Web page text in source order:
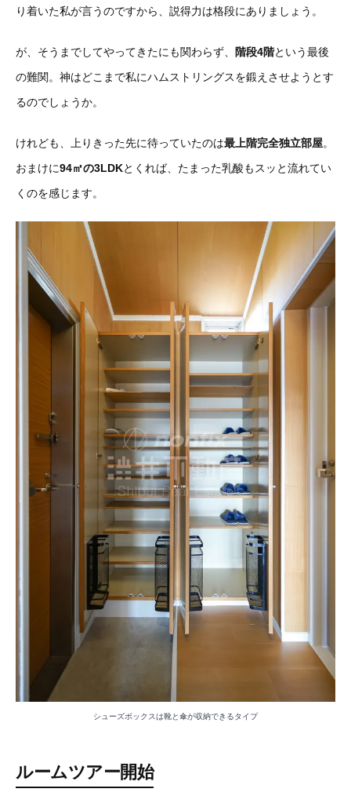
り着いた私が言うのですから、説得力は格段にありましょう。
が、そうまでしてやってきたにも関わらず、 階段4階という最後
の難関。神はどこまで私にハムストリングスを鍛えさせようとす
るのでしょうか。
けれども、上りきった先に待っていたのは最上階完全独立部屋。
おまけに94㎡の3LDKとくれば、たまった乳酸もスッと流れてい
くのを感じます。
シューズボックスは靴と傘が収納できるタイプ
ルームツアー開始